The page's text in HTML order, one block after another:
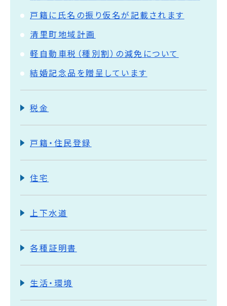
戸籍に氏名の振り仮名が記載されます
清里町地域計画
軽自動車税（種別割）の減免について
結婚記念品を贈呈しています
税金
戸籍・住民登録
住宅
上下水道
各種証明書
生活・環境